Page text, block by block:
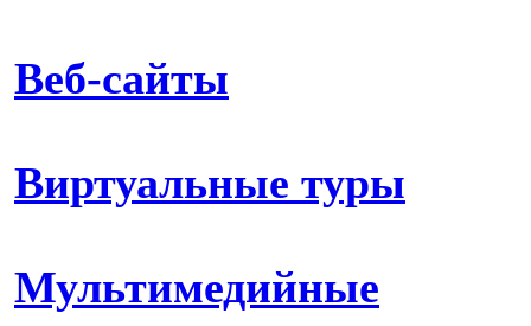
Веб-сайты
Виртуальные туры
Мультимедийные